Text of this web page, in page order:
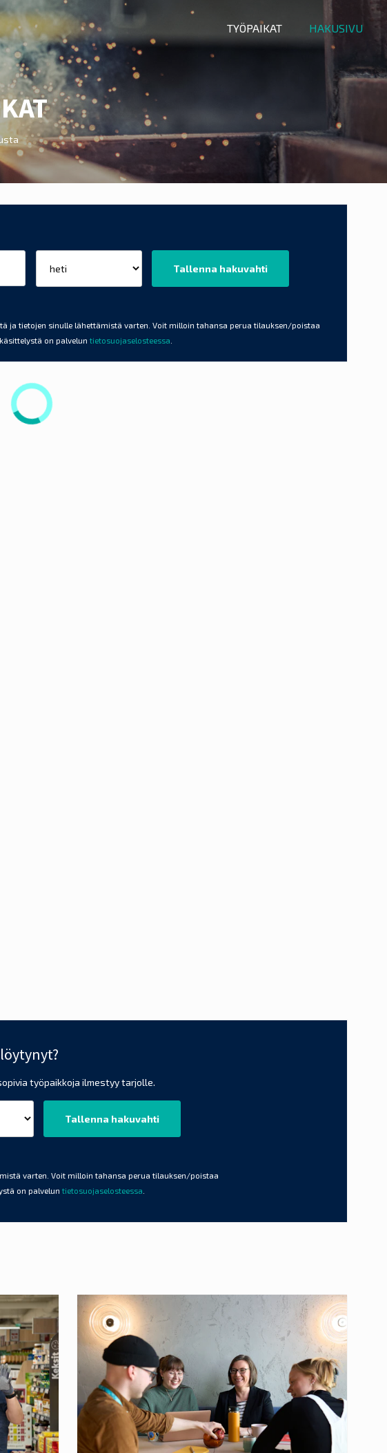
TYÖPAIKAT HAKUSIVU
ja tietojen sinulle lähettämistä varten. Voit milloin tahansa perua tilauksen/poistaa
on palvelun tietosuojaselosteessa
työpaikkoja ilmestyy tarjolle.
varten. Voit milloin tahansa perua tilauksen/poistaa
on palvelun tietosuojaselosteessa